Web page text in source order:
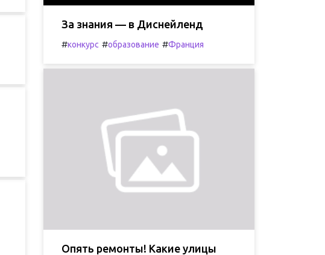
За знания — в Диснейленд
#конкурс #образование #Франция
Опять ремонты! Какие улицы